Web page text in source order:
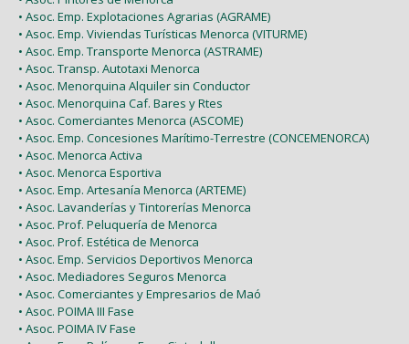
• Asoc. Emp. Explotaciones Agrarias (AGRAME)
• Asoc. Emp. Viviendas Turísticas Menorca (VITURME)
• Asoc. Emp. Transporte Menorca (ASTRAME)
• Asoc. Transp. Autotaxi Menorca
• Asoc. Menorquina Alquiler sin Conductor
• Asoc. Menorquina Caf. Bares y Rtes
• Asoc. Comerciantes Menorca (ASCOME)
• Asoc. Emp. Concesiones Marítimo-Terrestre (CONCEMENORCA)
• Asoc. Menorca Activa
• Asoc. Menorca Esportiva
• Asoc. Emp. Artesanía Menorca (ARTEME)
• Asoc. Lavanderías y Tintorerías Menorca
• Asoc. Prof. Peluquería de Menorca
• Asoc. Prof. Estética de Menorca
• Asoc. Emp. Servicios Deportivos Menorca
• Asoc. Mediadores Seguros Menorca
• Asoc. Comerciantes y Empresarios de Maó
• Asoc. POIMA III Fase
• Asoc. POIMA IV Fase